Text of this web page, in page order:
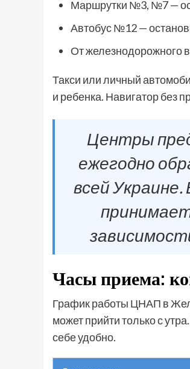
Маршрутки №3, №7 —
Автобус №12 —
От железнодорожного
Такси или личный
и ребенка. Навигатор без
Центры
ежегодно
всей
Часы приема:
График работы ЦНАП в
может прийти только с
себе удобно.